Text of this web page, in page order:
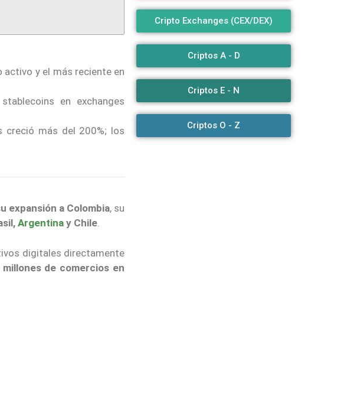
y el más reciente en
en exchanges
creció más del 200%; los
expansión a Colombia, su
Argentina y Chile.
digitales directamente
millones de comercios en
Cripto Exchanges (CEX/DEX)
Criptos A - D
Criptos E - N
Criptos O - Z